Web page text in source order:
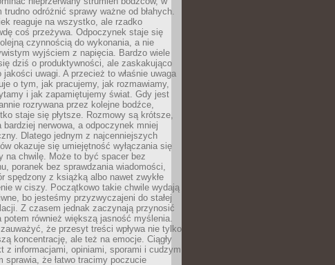
trudno odróżnić sprawy ważne od błahych.
reaguje na wszystko, ale rzadko
coś przeżywa. Odpoczynek staje się
czynnością do wykonania, a nie
wyjściem z napięcia. Bardzo wiele
dziś o produktywności, ale zaskakująco
jakości uwagi. A przecież to właśnie uwaga
o tym, jak pracujemy, jak rozmawiamy,
i jak zapamiętujemy świat. Gdy jest
rozrywana przez kolejne bodźce,
staje się płytsze. Rozmowy są krótsze,
bardziej nerwowa, a odpoczynek mniej
Dlatego jednym z najcenniejszych
okazuje się umiejętność wyłączania się
na chwilę. Może to być spacer bez
poranek bez sprawdzania wiadomości,
spędzony z książką albo nawet zwykłe
w ciszy. Początkowo takie chwile wydają
bo jesteśmy przyzwyczajeni do stałej
Z czasem jednak zaczynają przynosić
potem również większą jasność myślenia.
że przesyt treści wpływa nie tylko
koncentrację, ale też na emocje. Ciągły
z informacjami, opiniami, sporami i cudzym
sprawia, że łatwo tracimy poczucie